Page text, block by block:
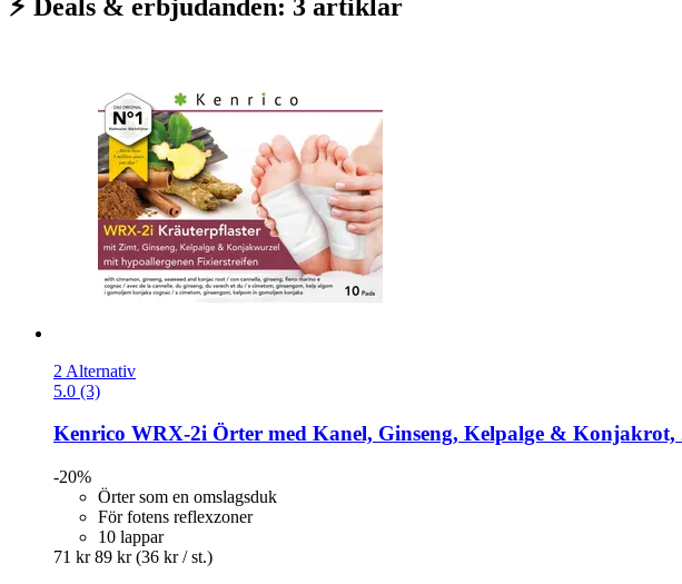
⚡ Deals & erbjudanden: 3 artiklar
2 Alternativ
5.0 (3)
Kenrico WRX-​2i Örter med Kanel, Ginseng, Kelpalge & Konjakrot,
-20%
Örter som en omslagsduk
För fotens reflexzoner
10 lappar
71 kr 89 kr (36 kr / st.)